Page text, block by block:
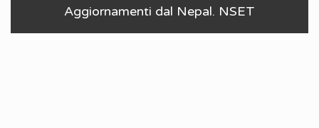
Aggiornamenti dal Nepal. NSET